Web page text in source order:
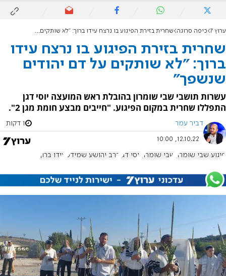
ערוץ 7 כיפה סרוגה שחרית בזירת הפיגוע בו נרצח עידו ברוך: "לא שותקים על דם יהודים שנשפך"
שחרית בזירת הפיגוע בו נרצח עידו
ברוך: "לא שותקים על דם יהודים
שנשפך"
עשרות תושבי שבי שומרון בהובלת ראש המועצה יוסי דגן
התפללו שחרית במקום הפיגוע. "חייבים מבצע חומת מגן 2".
דביר עמר 1 דקות
12.10.22, 10:00
פיגוע שבי שומרון שבי שומרון יוסי דגן הרב יהושע שמידט עידו ברוך